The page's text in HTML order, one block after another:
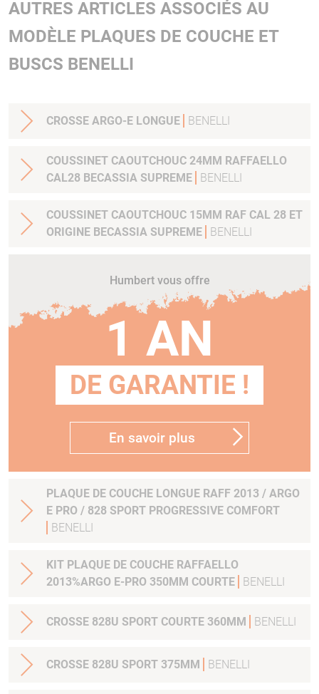
AUTRES ARTICLES ASSOCIÉS AU
MODÈLE PLAQUES DE COUCHE ET
BUSCS BENELLI
CROSSE ARGO-E LONGUE BENELLI
COUSSINET CAOUTCHOUC 24MM RAFFAELLO
CAL28 BECASSIA SUPREME
BENELLI
COUSSINET CAOUTCHOUC 15MM RAF CAL 28 ET
ORIGINE BECASSIA SUPREME
BENELLI
Humbert vous offre
1 AN
DE GARANTIE !
En savoir plus
PLAQUE DE COUCHE LONGUE RAFF 2013 / ARGO
E PRO / 828 SPORT PROGRESSIVE COMFORT
BENELLI
KIT PLAQUE DE COUCHE RAFFAELLO
2013%ARGO E-PRO 350MM COURTE
BENELLI
CROSSE 828U SPORT COURTE 360MM BENELLI
CROSSE 828U SPORT 375MM BENELLI